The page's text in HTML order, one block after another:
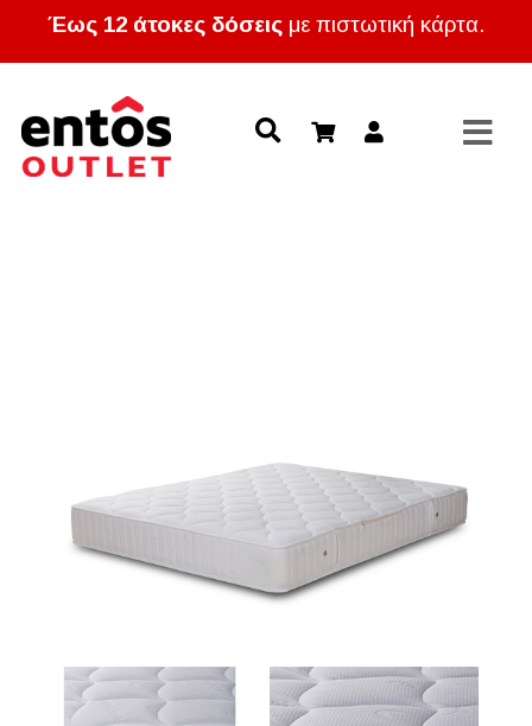
Έως 12 άτοκες δόσεις με πιστωτική κάρτα.